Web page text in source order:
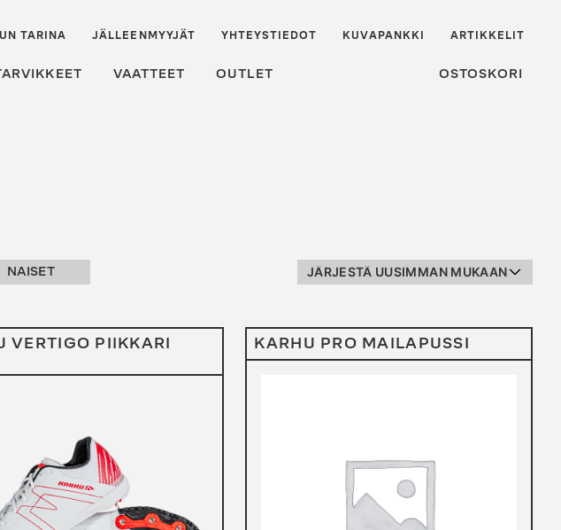
VAATTEET OUTLET OSTOSKORI
TARINA JÄLLEENMYYJÄT YHTEYSTIEDOT KUVAPANKKI ARTIKKELIT
NAISET
VERTIGO PIIKKARI
KARHU PRO MAILAPUSSI